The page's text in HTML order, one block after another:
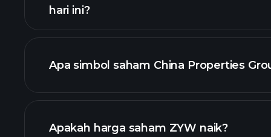
hari ini?
Apa simbol saham China Properties
Apakah harga saham ZYW naik?